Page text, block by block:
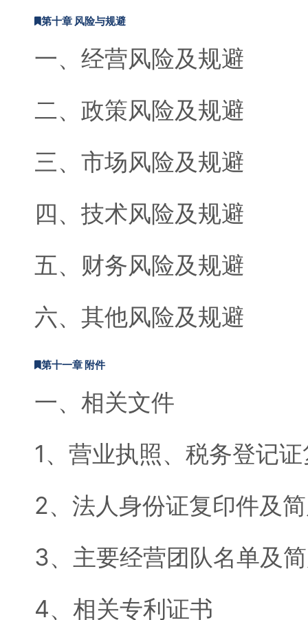
第十章 风险与规避
一、经营风险及规避
二、政策风险及规避
三、市场风险及规避
四、技术风险及规避
五、财务风险及规避
六、其他风险及规避
第十一章 附件
一、相关文件
1、营业执照、税务登记
2、法人身份证复印件及
3、主要经营团队名单及
4、相关专利证书